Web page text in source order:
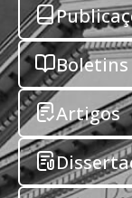
Boletins
Artigos